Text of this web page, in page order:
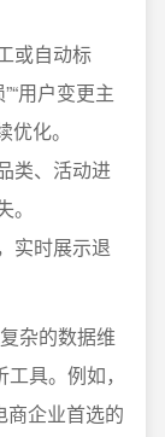
或自动标
用户变更主
化。
类、活动进
实时展示退
杂的数据维
具。例如，
商企业首选的